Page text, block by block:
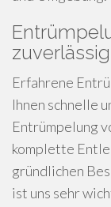
Erfahrene
Ihnen schnelle
Entrümpelung
komplette
gründlichen
ist uns sehr